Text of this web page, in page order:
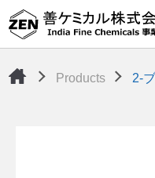
Products 2-